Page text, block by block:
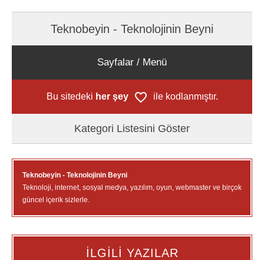
Teknobeyin - Teknolojinin Beyni
Sayfalar / Menü
Bu sitedeki her şey ile kodlanmıştır.
Kategori Listesini Göster
Teknobeyin - Teknolojinin Beyni
Teknoloji, internet, sosyal medya, yazılım, oyun, webmaster ve birçok
güncel içerik sizlerle.
İLGİLİ YAZILAR